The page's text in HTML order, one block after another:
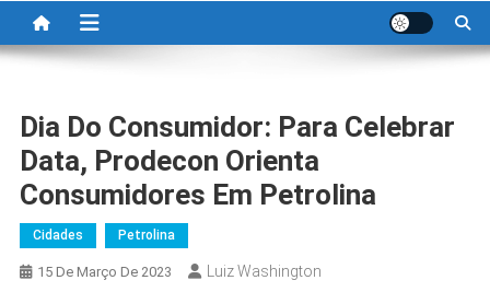
Dia Do Consumidor: Para Celebrar
Data, Prodecon Orienta
Consumidores Em Petrolina
Cidades Petrolina
15 De Março De 2023 Luiz Washington